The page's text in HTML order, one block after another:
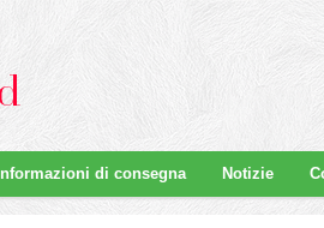
Informazioni di consegna Notizie